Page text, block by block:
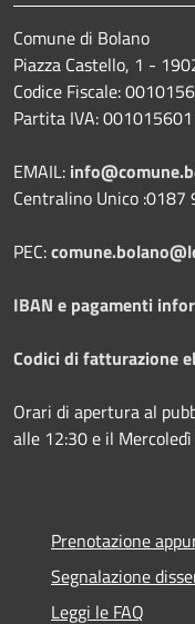
Comune di Bolano
Piazza Castello, 1 -
Codice Fiscale:
Partita IVA:
EMAIL:
Centralino Unico :0187
PEC:
IBAN e pagamenti
Codici di fatturazione
Orari di apertura al
alle 12:30 e il
Prenotazione
Segnalazione
Leggi le FAQ